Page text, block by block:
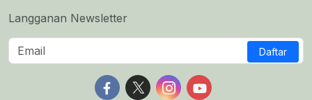
Langganan Newsletter
Daftar
Follow us on Facebook
Follow us on X
Follow us on Instagram
Follow us on